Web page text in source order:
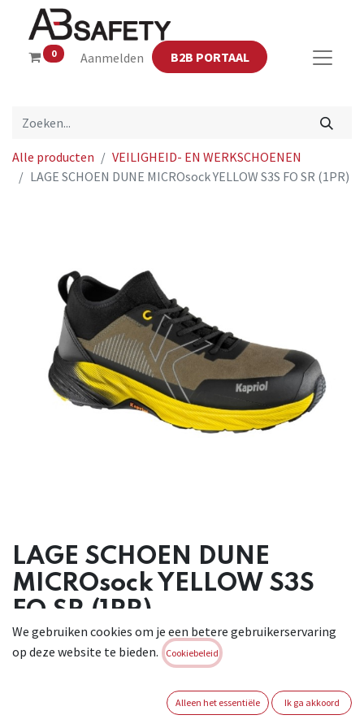
0 Aanmelden B2B PORTAAL
Alle producten
VEILIGHEID- EN WERKSCHOENEN
LAGE SCHOEN DUNE MICROsock YELLOW S3S FO SR (1PR)
LAGE SCHOEN DUNE
MICROsock YELLOW S3S
FO SR (1PR)
De veiligheidsschoenen Dune Micro Sock maken deel uit van
de nieuwe lijn werkschoenen Dune - Ultra Rebound
dempend en bewegingsretour effect, dat zachtheid,
flexibiliteit en elasticiteit garandeert. Dankzij de tussenzool
We gebruiken cookies om je een betere gebruikerservaring
op deze website te bieden.
Cookiebeleid
Alleen het essentiële Ik ga akkoord